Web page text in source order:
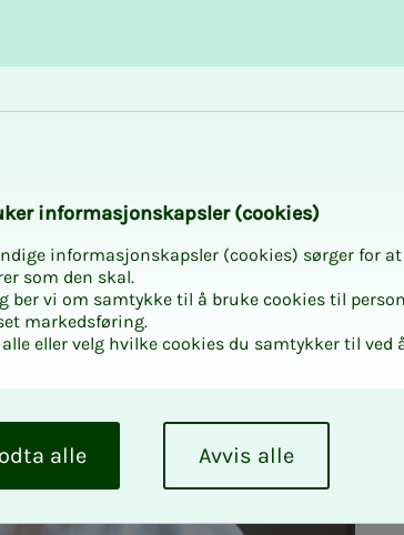
in­­­for­­­ma­­­sjons­­­kaps­­­­­ler (cookies)
informasjonskapsler (cookies) sørger for
som den skal.
ber vi om samtykke til å bruke cookies til
markedsføring.
eller velg hvilke cookies du samtykker til ved
Avvis alle
alle